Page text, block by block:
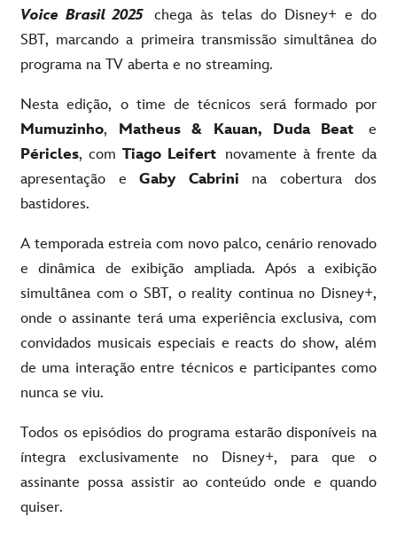
Voice Brasil 2025chega às telas do Disney+ e do
SBT, marcando a primeira transmissão simultânea do
programa na TV aberta e no streaming.
Nesta edição, o time de técnicos será formado por
Mumuzinho, Matheus & Kauan, Duda Beat e
Péricles, com Tiago Leifertnovamente à frente da
apresentação e Gaby Cabrini na cobertura dos
bastidores.
A temporada estreia com novo palco, cenário renovado
e dinâmica de exibição ampliada. Após a exibição
simultânea com o SBT, o reality continua no Disney+,
onde o assinante terá uma experiência exclusiva, com
convidados musicais especiais e reacts do show, além
de uma interação entre técnicos e participantes como
nunca se viu.
Todos os episódios do programa estarão disponíveis na
íntegra exclusivamente no Disney+, para que o
assinante possa assistir ao conteúdo onde e quando
quiser.